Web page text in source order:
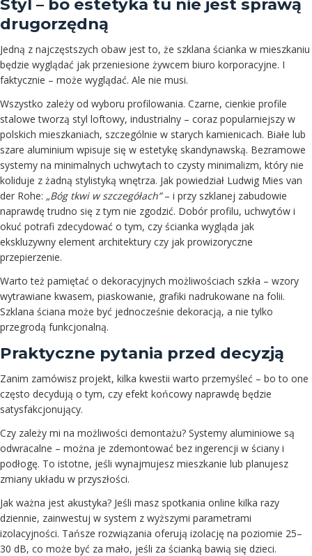
Styl – bo estetyka tu nie jest sprawą
drugorzędną
Jedną z najczęstszych obaw jest to, że szklana ścianka w mieszkaniu
będzie wyglądać jak przeniesione żywcem biuro korporacyjne. I
faktycznie – może wyglądać. Ale nie musi.
Wszystko zależy od wyboru profilowania. Czarne, cienkie profile
stalowe tworzą styl loftowy, industrialny – coraz popularniejszy w
polskich mieszkaniach, szczególnie w starych kamienicach. Białe lub
szare aluminium wpisuje się w estetykę skandynawską. Bezramowe
systemy na minimalnych uchwytach to czysty minimalizm, który nie
koliduje z żadną stylistyką wnętrza. Jak powiedział Ludwig Mies van
der Rohe: „Bóg tkwi w szczegółach”– i przy szklanej zabudowie
naprawdę trudno się z tym nie zgodzić. Dobór profilu, uchwytów i
okuć potrafi zdecydować o tym, czy ścianka wygląda jak
ekskluzywny element architektury czy jak prowizoryczne
przepierzenie.
Warto też pamiętać o dekoracyjnych możliwościach szkła – wzory
wytrawiane kwasem, piaskowanie, grafiki nadrukowane na folii.
Szklana ściana może być jednocześnie dekoracją, a nie tylko
przegrodą funkcjonalną.
Praktyczne pytania przed decyzją
Zanim zamówisz projekt, kilka kwestii warto przemyśleć – bo to one
często decydują o tym, czy efekt końcowy naprawdę będzie
satysfakcjonujący.
Czy zależy mi na możliwości demontażu? Systemy aluminiowe są
odwracalne – można je zdemontować bez ingerencji w ściany i
podłogę. To istotne, jeśli wynajmujesz mieszkanie lub planujesz
zmiany układu w przyszłości.
Jak ważna jest akustyka? Jeśli masz spotkania online kilka razy
dziennie, zainwestuj w system z wyższymi parametrami
izolacyjności. Tańsze rozwiązania oferują izolację na poziomie 25–
30 dB, co może być za mało, jeśli za ścianką bawią się dzieci.